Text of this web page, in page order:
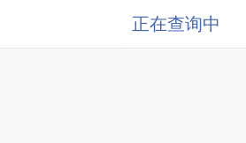
正在查询中